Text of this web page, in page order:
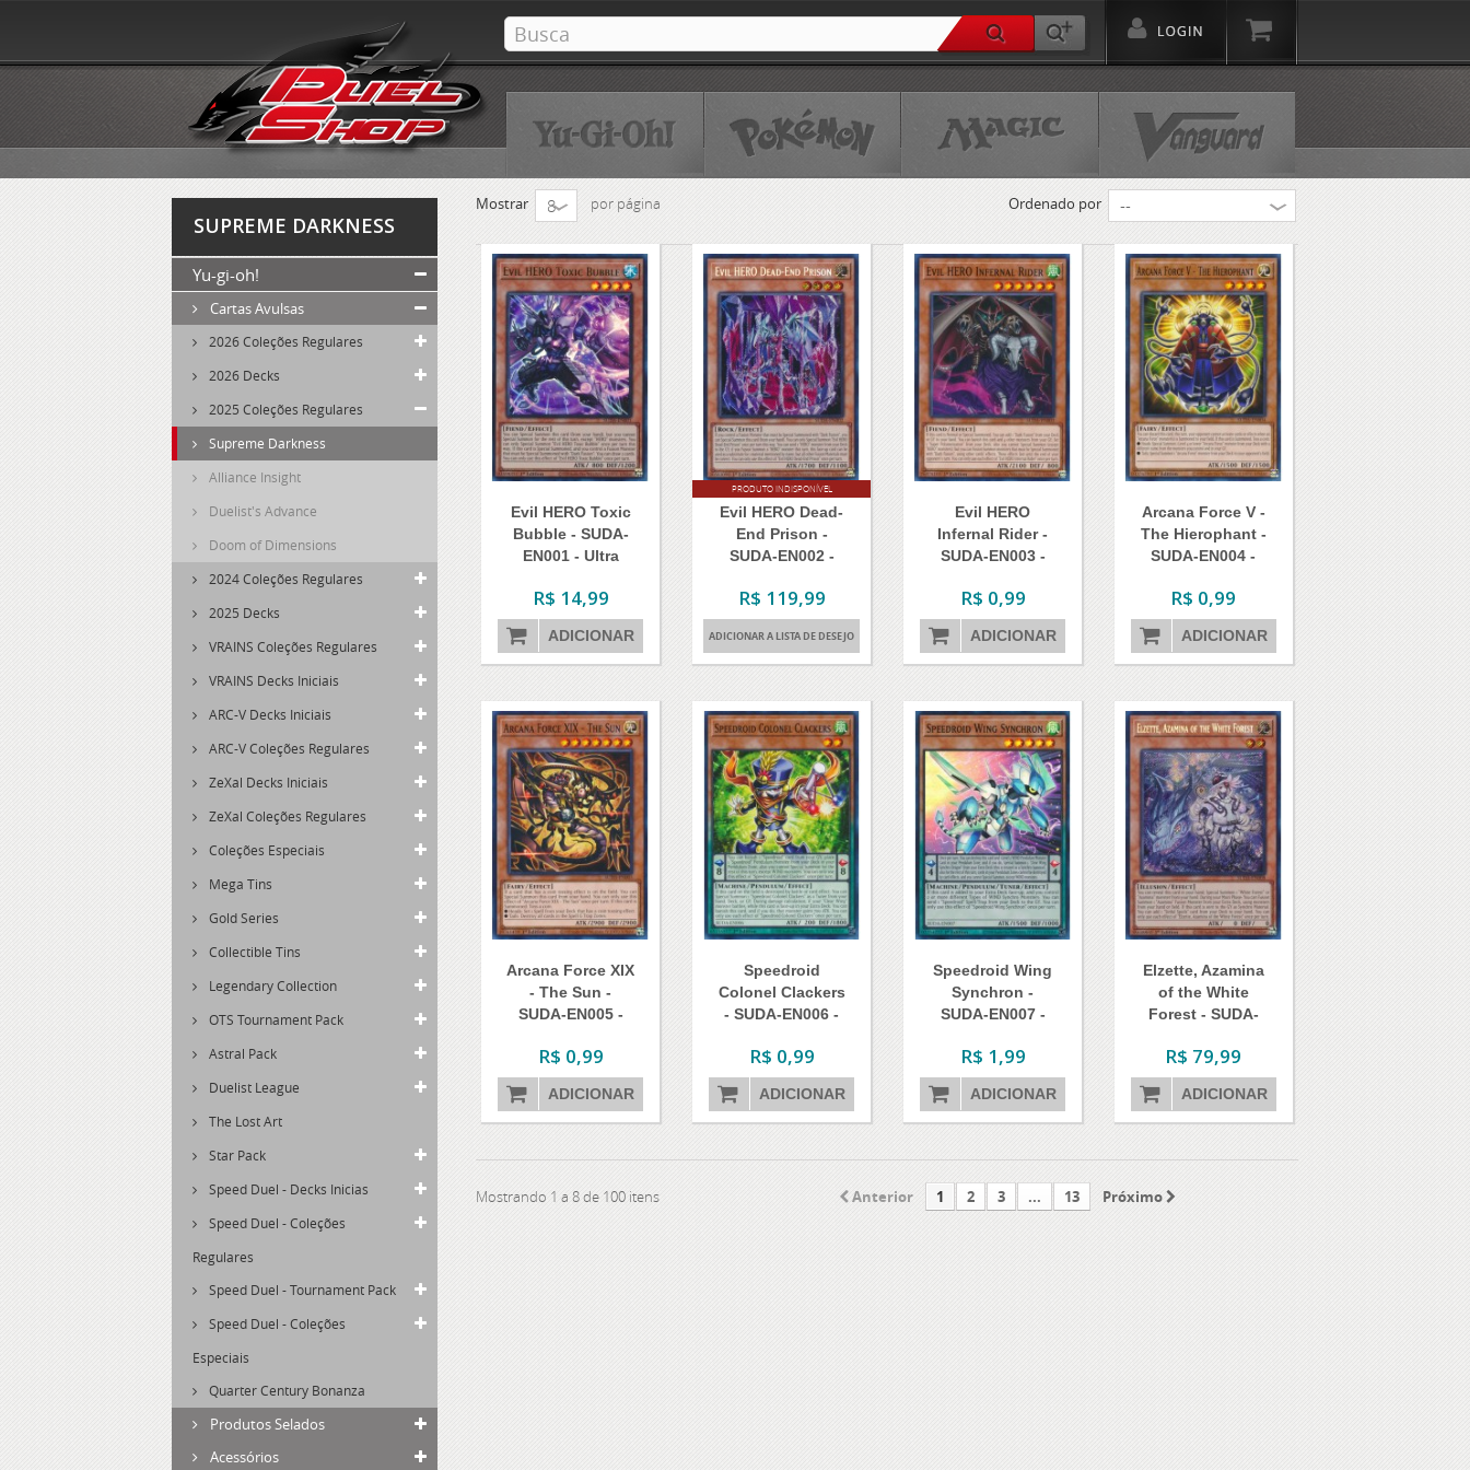
SUPREME DARKNESS
Yu-gi-oh!
Cartas Avulsas
2026 Coleções Regulares
2026 Decks
2025 Coleções Regulares
Supreme Darkness
Alliance Insight
Duelist's Advance
Doom of Dimensions
2024 Coleções Regulares
2025 Decks
VRAINS Coleções Regulares
VRAINS Decks Iniciais
ARC-V Decks Iniciais
ARC-V Coleções Regulares
ZeXal Decks Iniciais
ZeXal Coleções Regulares
Coleções Especiais
Mega Tins
Gold Series
Collectible Tins
Legendary Collection
OTS Tournament Pack
Astral Pack
Duelist League
The Lost Art
Star Pack
Speed Duel - Decks Inicias
Speed Duel - Coleções
Regulares
Speed Duel - Tournament Pack
Speed Duel - Coleções
Especiais
Quarter Century Bonanza
Produtos Selados
Acessórios
Ordenado por --
Mostrar 8 por página
Evil HERO Toxic
Bubble - SUDA-
EN001 - Ultra
R$ 14,99
ADICIONAR
Evil HERO Dead-
End Prison -
SUDA-EN002 -
R$ 119,99
PRODUTO INDISPONÍVEL
ADICIONAR A LISTA DE DESEJO
Evil HERO
Infernal Rider -
SUDA-EN003 -
R$ 0,99
ADICIONAR
Arcana Force V -
The Hierophant -
SUDA-EN004 -
R$ 0,99
ADICIONAR
Arcana Force XIX
- The Sun -
SUDA-EN005 -
R$ 0,99
ADICIONAR
Speedroid
Colonel Clackers
- SUDA-EN006 -
R$ 0,99
ADICIONAR
Speedroid Wing
Synchron -
SUDA-EN007 -
R$ 1,99
ADICIONAR
Elzette, Azamina
of the White
Forest - SUDA-
R$ 79,99
ADICIONAR
Anterior 1 2 3 ... 13 Próximo
Mostrando 1 a 8 de 100 itens